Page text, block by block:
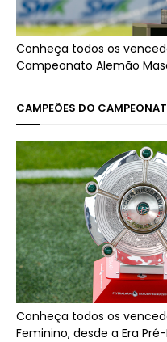
Conheça todos os
Campeonato Alemão
CAMPEÕES DO
Conheça todos os
Feminino, desde a Era